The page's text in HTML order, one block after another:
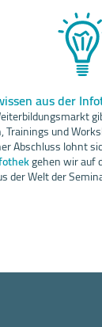
aus der
Trainings und
Abschluss lohnt
gehen wir auf
der Welt der